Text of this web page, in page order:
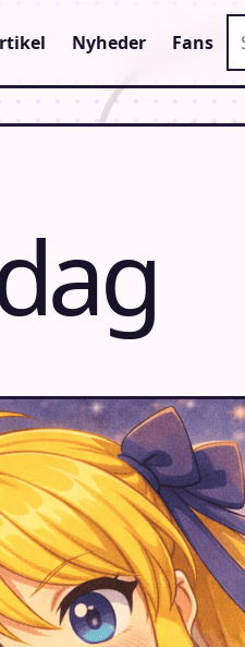
Nyheder Fans